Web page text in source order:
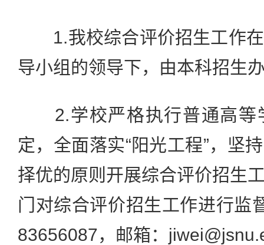
1.我校综合评价招生工作在
导小组的领导下，由本科招生
2.学校严格执行普通高等
定，全面落实“阳光工程”，坚
择优的原则开展综合评价招生
门对综合评价招生工作进行监
83656087，邮箱：